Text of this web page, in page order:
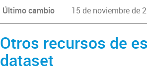
Último cambio 15 de noviembre de
Otros recursos de
dataset